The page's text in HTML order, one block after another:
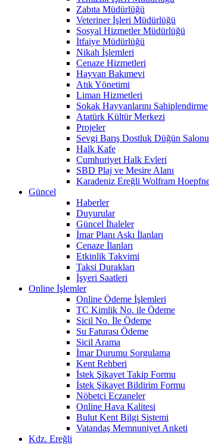
Zabıta Müdürlüğü
Veteriner İşleri Müdürlüğü
Sosyal Hizmetler Müdürlüğü
İtfaiye Müdürlüğü
Nikah İşlemleri
Cenaze Hizmetleri
Hayvan Bakımevi
Atık Yönetimi
Liman Hizmetleri
Sokak Hayvanlarını Sahiplendirme
Atatürk Kültür Merkezi
Projeler
Sevgi Barış Dostluk Düğün Salonu
Halk Kafe
Cumhuriyet Halk Evleri
SBD Plaj ve Mesire Alanı
Karadeniz Ereğli Wolfram
Güncel
Haberler
Duyurular
Güncel İhaleler
İmar Planı Askı İlanları
Cenaze İlanları
Etkinlik Takvimi
Taksi Durakları
İşyeri Saatleri
Online İşlemler
Online Ödeme İşlemleri
TC Kimlik No. ile Ödeme
Sicil No. İle Ödeme
Su Faturası Ödeme
Sicil Arama
İmar Durumu Sorgulama
Kent Rehberi
İstek Şikayet Takip Formu
İstek Şikayet Bildirim Formu
Nöbetçi Eczaneler
Online Hava Kalitesi
Bulut Kent Bilgi Sistemi
Vatandaş Memnuniyet Anketi
Kdz. Ereğli